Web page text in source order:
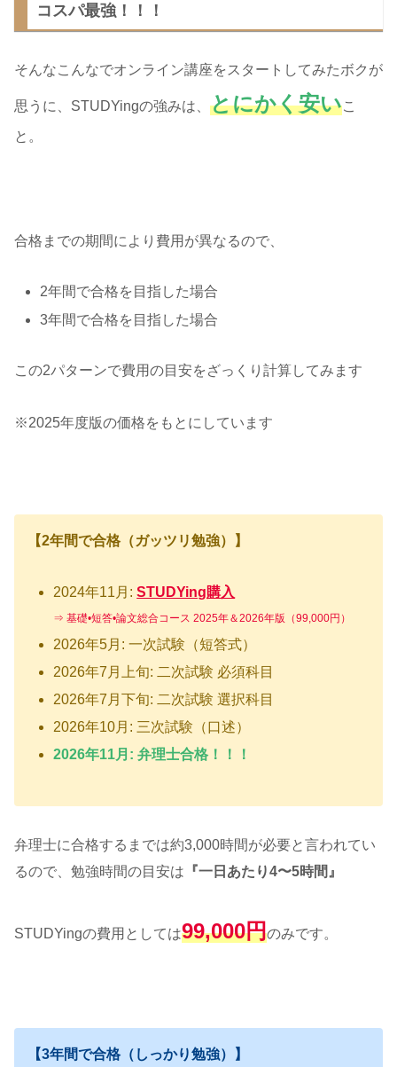
コスパ最強！！！
そんなこんなでオンライン講座をスタートしてみたボクが
思うに、STUDYingの強みは、 とにかく安いこ
と。
合格までの期間により費用が異なるので、
2年間で合格を目指した場合
3年間で合格を目指した場合
この2パターンで費用の目安をざっくり計算してみます
※2025年度版の価格をもとにしています
【2年間で合格（ガッツリ勉強）】
2024年11月:STUDYing購入
⇒ 基礎•短答•論文総合コース 2025年＆2026年版（99,000円）
2026年5月: 一次試験（短答式）
2026年7月上旬: 二次試験 必須科目
2026年7月下旬: 二次試験 選択科目
2026年10月: 三次試験（口述）
2026年11月: 弁理士合格！！！
弁理士に合格するまでは約3,000時間が必要と言われてい
るので、勉強時間の目安は 『一日あたり4〜5時間』
STUDYingの費用としては99,000円のみです。
【3年間で合格（しっかり勉強）】